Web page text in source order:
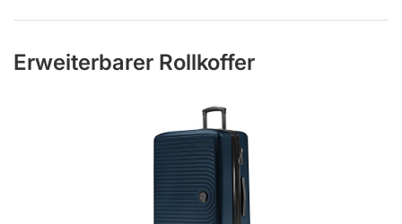
Erweiterbarer Rollkoffer